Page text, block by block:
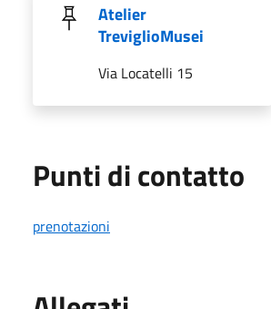
Atelier
TreviglioMusei
Via Locatelli 15
Punti di contatto
prenotazioni